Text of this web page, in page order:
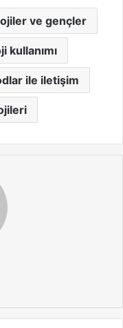
ve gençler
kullanımı
ile iletişim